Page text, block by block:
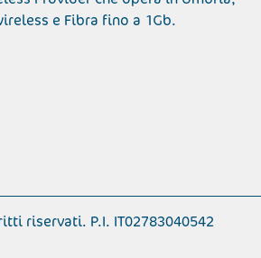
e Fibra fino a 1Gb.
riservati. P.I. IT02783040542